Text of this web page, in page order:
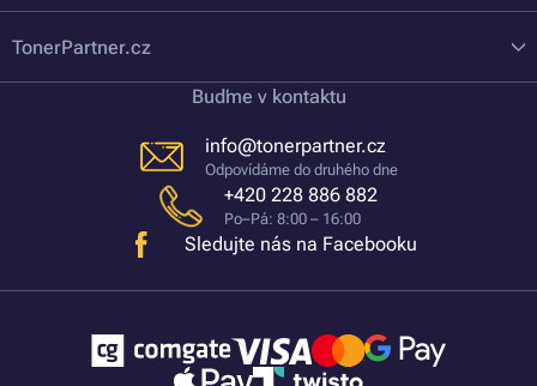
TonerPartner.cz
Buďme v kontaktu
info@tonerpartner.cz
Odpovídáme do druhého dne
+420 228 886 882
Po–Pá: 8:00 – 16:00
Sledujte nás na Facebooku